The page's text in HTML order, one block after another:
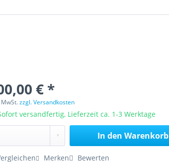
€ *
MwSt.zzgl. Versandkosten
versandfertig, Lieferzeit ca. 1-3 Werktage
In den Warenkorb
Merken Bewerten